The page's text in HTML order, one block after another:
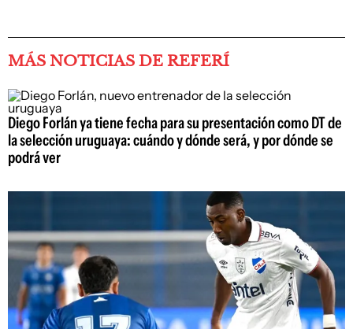
MÁS NOTICIAS DE REFERÍ
Diego Forlán ya tiene fecha para su presentación como DT de
la selección uruguaya: cuándo y dónde será, y por dónde se
podrá ver